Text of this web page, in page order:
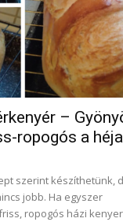
–
ropogós a
szerint készíthetünk,
jobb. Ha egyszer
ropogós házi